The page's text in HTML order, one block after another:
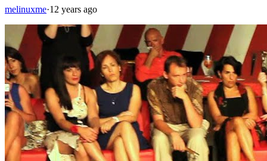
melinuxme·12 years ago